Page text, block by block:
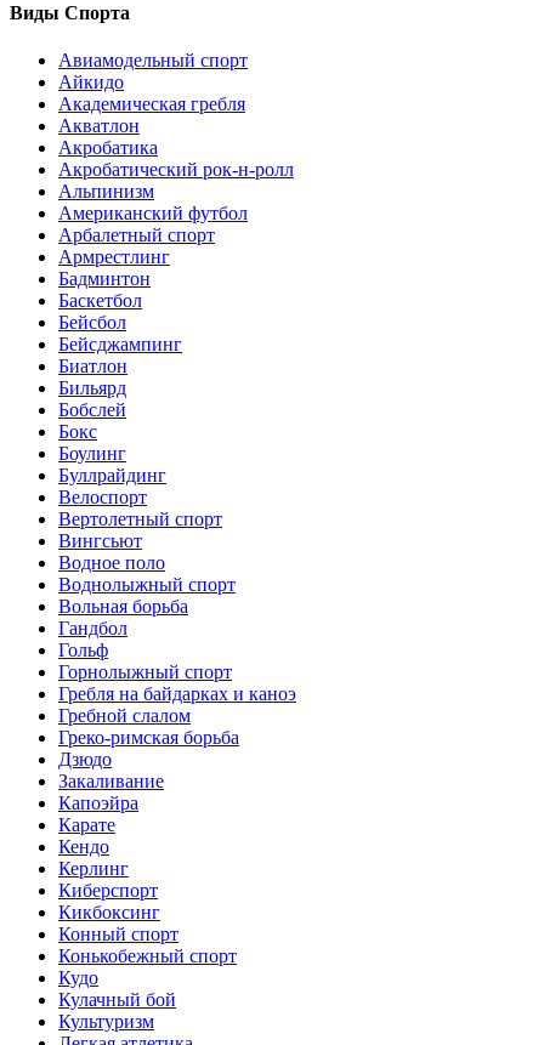
Виды Спорта
Авиамодельный спорт
Айкидо
Академическая гребля
Акватлон
Акробатика
Акробатический рок-н-ролл
Альпинизм
Американский футбол
Арбалетный спорт
Армрестлинг
Бадминтон
Баскетбол
Бейсбол
Бейсджампинг
Биатлон
Бильярд
Бобслей
Бокс
Боулинг
Буллрайдинг
Велоспорт
Вертолетный спорт
Вингсьют
Водное поло
Воднолыжный спорт
Вольная борьба
Гандбол
Гольф
Горнолыжный спорт
Гребля на байдарках и каноэ
Гребной слалом
Греко-римская борьба
Дзюдо
Закаливание
Капоэйра
Карате
Кендо
Керлинг
Киберспорт
Кикбоксинг
Конный спорт
Конькобежный спорт
Кудо
Кулачный бой
Культуризм